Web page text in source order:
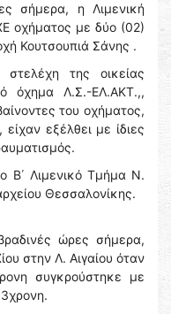
σήμερα, η Λιμενική
οχήματος με δύο (02)
Κουτσουπιά Σάνης .
της οικείας
όχημα Λ.Σ.-ΕΛ.ΑΚΤ.,,
του οχήματος,
εξέλθει με ίδιες
Β΄ Λιμενικό Τμήμα Ν.
Θεσσαλονίκης.
ώρες σήμερα,
στην Λ. Αιγαίου όταν
συγκρούστηκε με